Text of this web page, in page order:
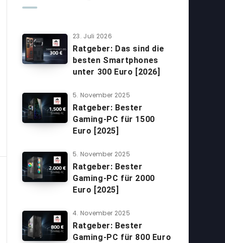
23. Juli 2026
Ratgeber: Das sind die
besten Smartphones
unter 300 Euro [2026]
5. November 2025
Ratgeber: Bester
Gaming-PC für 1500
Euro [2025]
5. November 2025
Ratgeber: Bester
Gaming-PC für 2000
Euro [2025]
4. November 2025
Ratgeber: Bester
Gaming-PC für 800 Euro